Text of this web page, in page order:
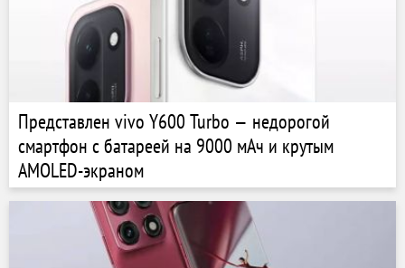
Представлен vivo Y600 Turbo — недорогой
смартфон с батареей на 9000 мАч и крутым
AMOLED-экраном